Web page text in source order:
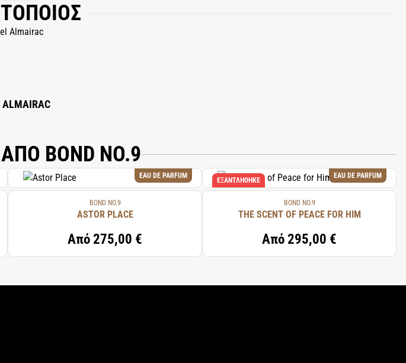
ALMAIRAC
BOND NO.9
EAU DE PARFUM
BOND NO.9
ASTOR PLACE
Από275,00 €
EAU DE PARFUM
ΕΞΑΝΤΛΉΘΗΚΕ
BOND NO.9
THE SCENT OF PEACE FOR HIM
Από295,00 €